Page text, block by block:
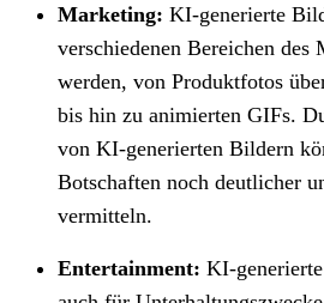
Marketing: KI-generierte
verschiedenen Bereichen des
werden, von Produktfotos
bis hin zu animierten GIFs.
von KI-generierten Bildern
Botschaften noch deutlicher
vermitteln.
Entertainment: KI-